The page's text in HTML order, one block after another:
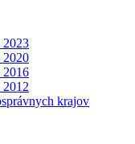
krajov